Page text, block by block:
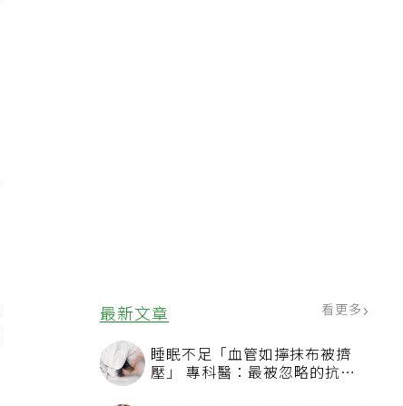
最新文章 看更多
睡眠不足「血管如擰抹布被擠
壓」 專科醫：最被忽略的抗老